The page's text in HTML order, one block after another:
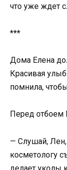
что уже ждет
***
Дома Елена
Красивая
помнила,
Перед отбоем
— Слушай,
косметологу
делает уколы